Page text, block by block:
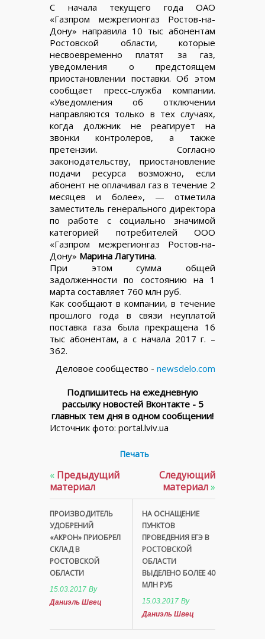
С начала текущего года ОАО
«Газпром межрегионгаз Ростов-на-
Дону» направила 10 тыс абонентам
Ростовской области, которые
несвоевременно платят за газ,
уведомления о предстоящем
приостановлении поставки. Об этом
сообщает пресс-служба компании.
«Уведомления об отключении
направляются только в тех случаях,
когда должник не реагирует на
звонки контролеров, а также
претензии. Согласно
законодательству, приостановление
подачи ресурса возможно, если
абонент не оплачивал газ в течение 2
месяцев и более», — отметила
заместитель генерального директора
по работе с социально значимой
категорией потребителей ООО
«Газпром межрегионгаз Ростов-на-
Дону» Марина Лагутина.
При этом сумма общей
задолженности по состоянию на 1
марта составляет 760 млн руб.
Как сообщают в компании, в течение
прошлого года в связи неуплатой
поставка газа была прекращена 16
тыс абонентам, а с начала 2017 г. –
362.
Деловое сообщество - newsdelo.com
Подпишитесь на ежедневную
рассылку новостей Вконтакте - 5
главных тем дня в одном сообщении!
Источник фото: portal.lviv.ua
Печать
« Предыдущий
материал
ПРОИЗВОДИТЕЛЬ
УДОБРЕНИЙ
«АКРОН» ПРИОБРЕЛ
СКЛАД В
РОСТОВСКОЙ
ОБЛАСТИ
15.03.2017 By
Даниэль Швец
Следующий
материал»
НА ОСНАЩЕНИЕ
ПУНКТОВ
ПРОВЕДЕНИЯ ЕГЭ В
РОСТОВСКОЙ
ОБЛАСТИ
ВЫДЕЛЕНО БОЛЕЕ 40
МЛН РУБ
15.03.2017 By
Даниэль Швец